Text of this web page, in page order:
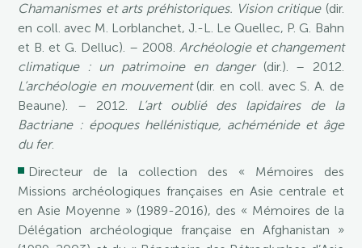
Chamanismes et arts préhistoriques. Vision critique(dir.
en coll. avec M. Lorblanchet, J.-L. Le Quellec, P. G. Bahn
et B. et G. Delluc). – 2008. Archéologie et changement
climatique : un patrimoine en danger(dir.). – 2012.
L’archéologie en mouvement(dir. en coll. avec S. A. de
Beaune). – 2012. L’art oublié des lapidaires de la
Bactriane : époques hellénistique, achéménide et âge
du fer.
Directeur de la collection des « Mémoires des
Missions archéologiques françaises en Asie centrale et
en Asie Moyenne » (1989-2016), des « Mémoires de la
Délégation archéologique française en Afghanistan »